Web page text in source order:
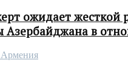
ожидает жесткой
Азербайджана в
Армения